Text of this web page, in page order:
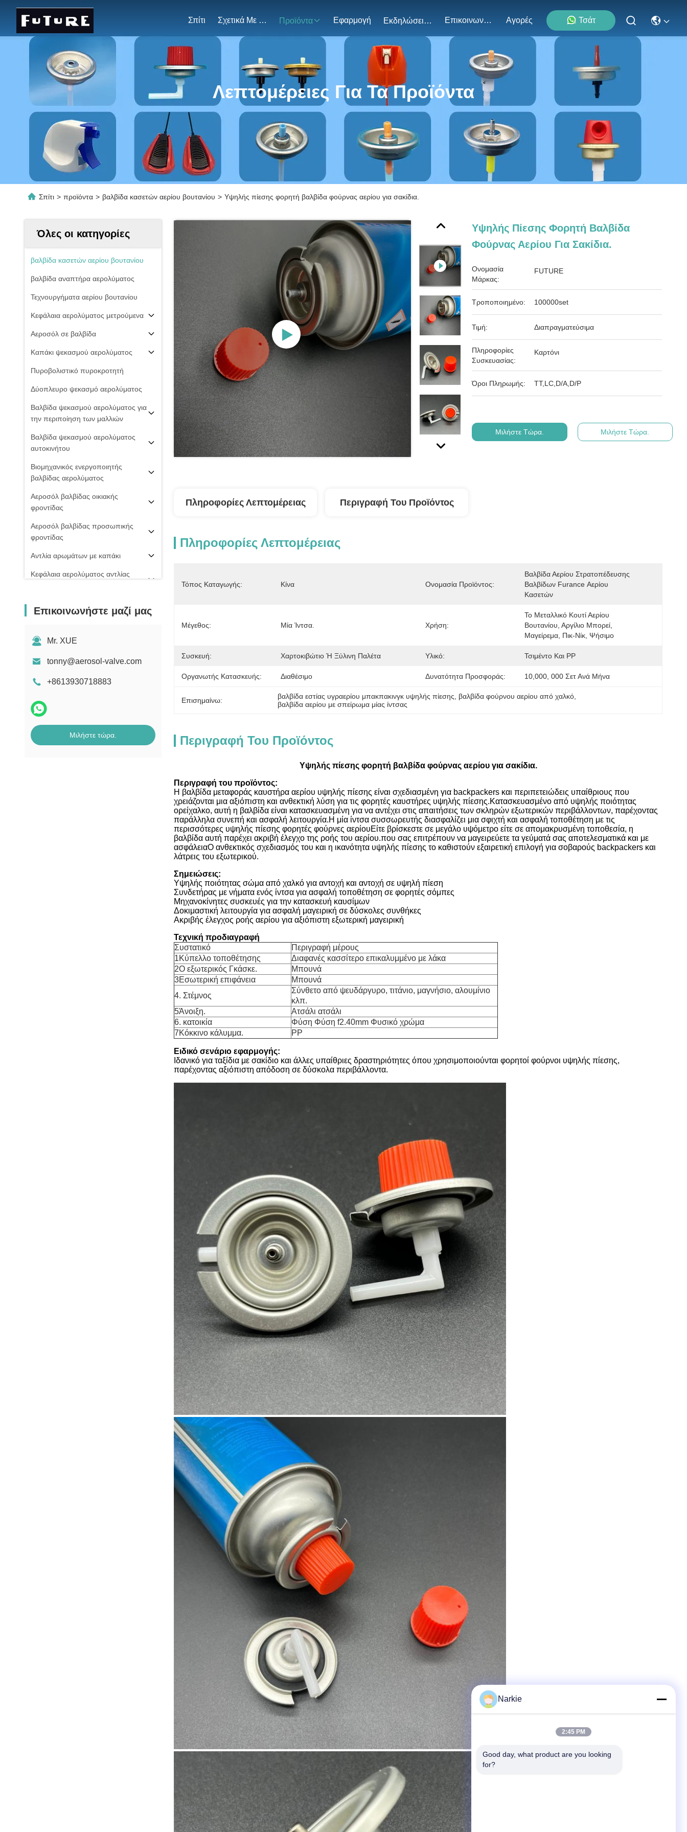
Σπίτι Σχετικά Με Εμάς Προϊόντα Εφαρμογή Εκδηλώσεις Επικοινωνήστε Μαζί Μας Αγορές Τσάτ
Λεπτομέρειες Για Τα Προϊόντα
Σπίτι > προϊόντα > βαλβίδα κασετών αερίου βουτανίου > Υψηλής πίεσης φορητή βαλβίδα φούρνας αερίου για σακίδια.
Όλες οι κατηγορίες
βαλβίδα κασετών αερίου βουτανίου
βαλβίδα αναπτήρα αερολύματος
Τεχνουργήματα αερίου βουτανίου
Κεφάλαια αερολύματος μετρούμενα
Αεροσόλ σε βαλβίδα
Καπάκι ψεκασμού αερολύματος
Πυροβολιστικό πυροκροτητή
Δύοπλευρο ψεκασμό αερολύματος
Βαλβίδα ψεκασμού αερολύματος για
την περιποίηση των μαλλιών
Βαλβίδα ψεκασμού αερολύματος
αυτοκινήτου
Βιομηχανικός ενεργοποιητής
βαλβίδας αερολύματος
Αεροσόλ βαλβίδας οικιακής
φροντίδας
Αεροσόλ βαλβίδας προσωπικής
φροντίδας
Αντλία αρωμάτων με καπάκι
Κεφάλαια αερολύματος αντλίας
Σπρέι πιπεριού
μηχανή πλήρωσης αερολύματος
Επικοινωνήστε μαζί μας
Mr. XUE
tonny@aerosol-valve.com
+8613930718883
Μιλήστε τώρα.
Υψηλής Πίεσης Φορητή Βαλβίδα
Φούρνας Αερίου Για Σακίδια.
Ονομασία
Μάρκας:
FUTURE
Τροποποιημένο: 100000set
Τιμή: Διαπραγματεύσιμα
Πληροφορίες
Συσκευασίας:
Καρτόνι
Όροι Πληρωμής: ΤΤ,LC,D/A,D/P
Μιλήστε Τώρα. Μιλήστε Τώρα.
Πληροφορίες Λεπτομέρειας Περιγραφή Του Προϊόντος
Πληροφορίες Λεπτομέρειας
Τόπος Καταγωγής: Κίνα Ονομασία Προϊόντος:
Βαλβίδα Αερίου Στρατοπέδευσης
Βαλβίδων Furance Αερίου
Κασετών
Μέγεθος: Μία Ίντσα. Χρήση:
Το Μεταλλικό Κουτί Αερίου
Βουτανίου, Αργίλιο Μπορεί,
Μαγείρεμα, Πικ-Νίκ, Ψήσιμο
Συσκευή: Χαρτοκιβώτιο Ή Ξύλινη Παλέτα Υλικό: Τσιμέντο Και PP
Οργανωτής Κατασκευής: Διαθέσιμο Δυνατότητα Προσφοράς: 10,000, 000 Σετ Ανά Μήνα
Επισημαίνω: βαλβίδα εστίας υγραερίου μπακπακινγκ υψηλής πίεσης βαλβίδα φούρνου αερίου από χαλκό
βαλβίδα αερίου με σπείρωμα μίας ίντσας
Περιγραφή Του Προϊόντος
Υψηλής πίεσης φορητή βαλβίδα φούρνας αερίου για σακίδια.
Περιγραφή του προϊόντος:
Η βαλβίδα μεταφοράς καυστήρα αερίου υψηλής πίεσης είναι σχεδιασμένη για backpackers και περιπετειώδεις υπαίθριους που
χρειάζονται μια αξιόπιστη και ανθεκτική λύση για τις φορητές καυστήρες υψηλής πίεσης.Κατασκευασμένο από υψηλής ποιότητας
ορείχαλκο, αυτή η βαλβίδα είναι κατασκευασμένη για να αντέχει στις απαιτήσεις των σκληρών εξωτερικών περιβάλλοντων, παρέχοντας
παράλληλα συνεπή και ασφαλή λειτουργία.Η μία ίντσα συσσωρευτής διασφαλίζει μια σφιχτή και ασφαλή τοποθέτηση με τις
περισσότερες υψηλής πίεσης φορητές φούρνες αερίουΕίτε βρίσκεστε σε μεγάλο υψόμετρο είτε σε απομακρυσμένη τοποθεσία, η
βαλβίδα αυτή παρέχει ακριβή έλεγχο της ροής του αερίου.που σας επιτρέπουν να μαγειρεύετε τα γεύματά σας αποτελεσματικά και με
ασφάλειαΟ ανθεκτικός σχεδιασμός του και η ικανότητα υψηλής πίεσης το καθιστούν εξαιρετική επιλογή για σοβαρούς backpackers και
λάτρεις του εξωτερικού.
Σημειώσεις:
Υψηλής ποιότητας σώμα από χαλκό για αντοχή και αντοχή σε υψηλή πίεση
Συνδετήρας με νήματα ενός ίντσα για ασφαλή τοποθέτηση σε φορητές σόμπες
Μηχανοκίνητες συσκευές για την κατασκευή καυσίμων
Δοκιμαστική λειτουργία για ασφαλή μαγειρική σε δύσκολες συνθήκες
Ακριβής έλεγχος ροής αερίου για αξιόπιστη εξωτερική μαγειρική
Τεχνική προδιαγραφή
Συστατικό
Περιγραφή μέρους
1Κύπελλο τοποθέτησης
Διαφανές κασσίτερο επικαλυμμένο με λάκα
2Ο εξωτερικός Γκάσκε.
Μπουνά
3Εσωτερική επιφάνεια
Μπουνά
4. Στέμνος
Σύνθετο από ψευδάργυρο, τιτάνιο, μαγνήσιο, αλουμίνιο
κλπ.
5Άνοιξη.
Ατσάλι ατσάλι
6. κατοικία
Φύση Φύση f2.40mm Φυσικό χρώμα
7Κόκκινο κάλυμμα.
PP
Ειδικό σενάριο εφαρμογής:
Ιδανικό για ταξίδια με σακίδιο και άλλες υπαίθριες δραστηριότητες όπου χρησιμοποιούνται φορητοί φούρνοι υψηλής πίεσης,
παρέχοντας αξιόπιστη απόδοση σε δύσκολα περιβάλλοντα.
Narkie
2:45 PM
Good day, what product are you looking
for?